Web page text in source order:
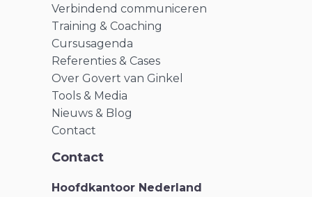
Verbindend communiceren
Training & Coaching
Cursusagenda
Referenties & Cases
Over Govert van Ginkel
Tools & Media
Nieuws & Blog
Contact
Contact
Hoofdkantoor Nederland